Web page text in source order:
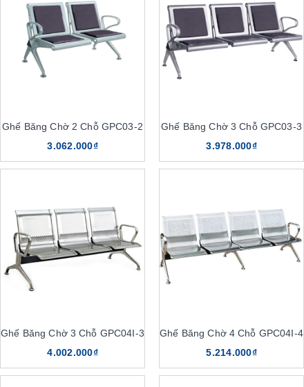
Ghế Băng Chờ 2 Chỗ GPC03-2
3.062.000₫
Ghế Băng Chờ 3 Chỗ GPC03-3
3.978.000₫
Ghế Băng Chờ 3 Chỗ GPC04I-3
4.002.000₫
Ghế Băng Chờ 4 Chỗ GPC04I-4
5.214.000₫